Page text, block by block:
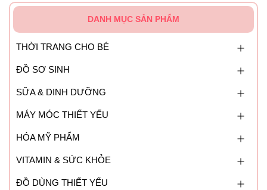
DANH MỤC SẢN PHẨM
THỜI TRANG CHO BÉ
ĐỒ SƠ SINH
SỮA & DINH DƯỠNG
MÁY MÓC THIẾT YẾU
HÓA MỸ PHẨM
VITAMIN & SỨC KHỎE
ĐỒ DÙNG THIẾT YẾU